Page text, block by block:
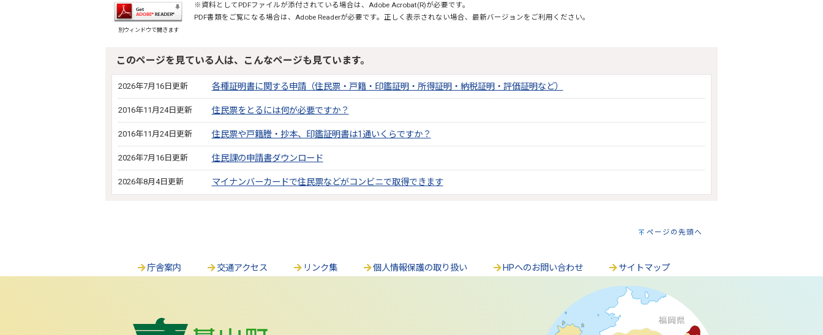
別ウィンドウで開きます
※資料としてPDFファイルが添付されている場合は、Adobe Acrobat(R)が必要です。
PDF書類をご覧になる場合は、Adobe Readerが必要です。正しく表示されない場合、最新バージョンをご利用ください。
このページを見ている人は、こんなページも見ています。
2026年7月16日更新 各種証明書に関する申請（住民票・戸籍・印鑑証明・所得証明・納税証明・評価証明など）
2016年11月24日更新 住民票をとるには何が必要ですか？
2016年11月24日更新 住民票や戸籍謄・抄本、印鑑証明書は1通いくらですか？
2026年7月16日更新 住民課の申請書ダウンロード
2026年8月4日更新 マイナンバーカードで住民票などがコンビニで取得できます
ページの先頭へ
庁舎案内 交通アクセス リンク集 個人情報保護の取り扱い HPへのお問い合わせ サイトマップ